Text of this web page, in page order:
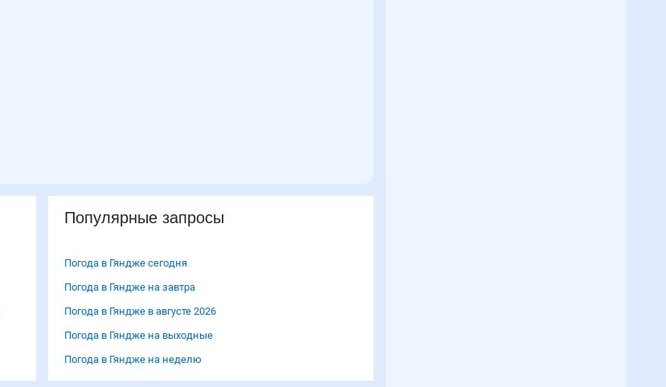
Популярные запросы
Погода в Гяндже сегодня
Погода в Гяндже на завтра
Погода в Гяндже в августе 2026
Погода в Гяндже на выходные
Погода в Гяндже на неделю